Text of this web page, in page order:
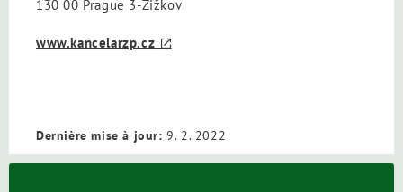
130 00 Prague 3-Žižkov
www.kancelarzp.cz
Dernière mise à jour: 9. 2. 2022